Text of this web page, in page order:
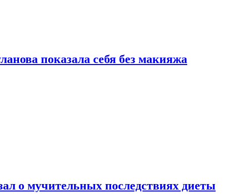
показала себя без макияжа
о мучительных последствиях диеты